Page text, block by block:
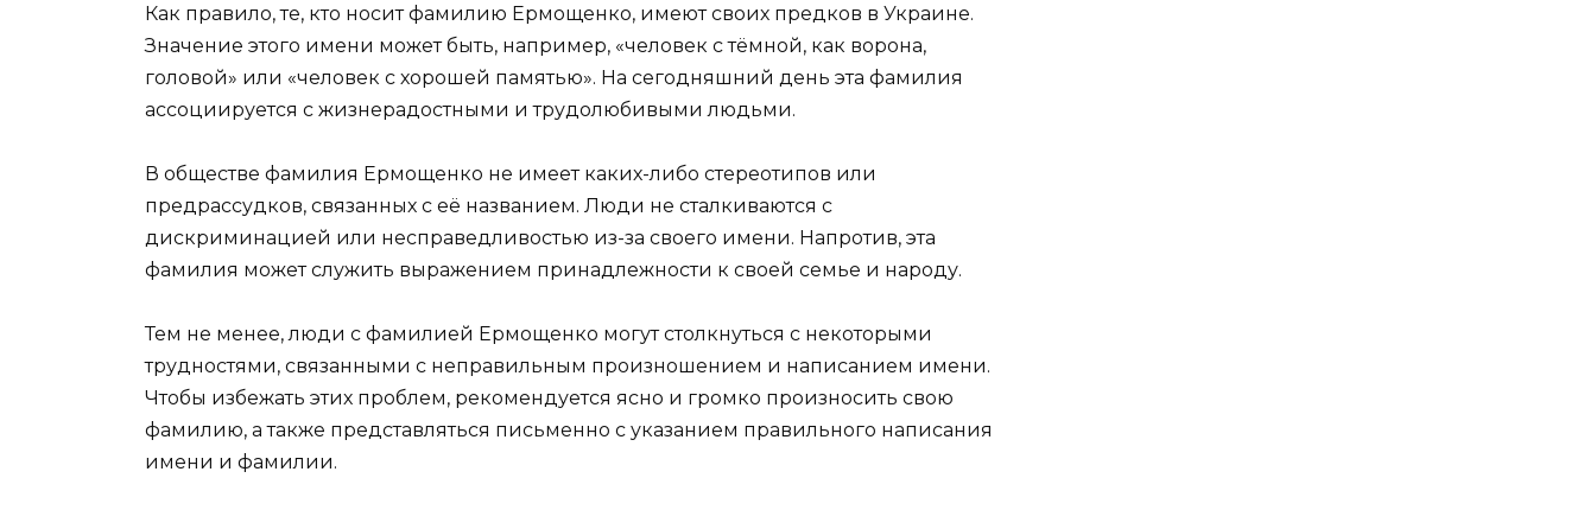
Как правило, те, кто носит фамилию Ермощенко, имеют своих предков в Украине.
Значение этого имени может быть, например, «человек с тёмной, как ворона,
головой» или «человек с хорошей памятью». На сегодняшний день эта фамилия
ассоциируется с жизнерадостными и трудолюбивыми людьми.
В обществе фамилия Ермощенко не имеет каких-либо стереотипов или
предрассудков, связанных с её названием. Люди не сталкиваются с
дискриминацией или несправедливостью из-за своего имени. Напротив, эта
фамилия может служить выражением принадлежности к своей семье и народу.
Тем не менее, люди с фамилией Ермощенко могут столкнуться с некоторыми
трудностями, связанными с неправильным произношением и написанием имени.
Чтобы избежать этих проблем, рекомендуется ясно и громко произносить свою
фамилию, а также представляться письменно с указанием правильного написания
имени и фамилии.